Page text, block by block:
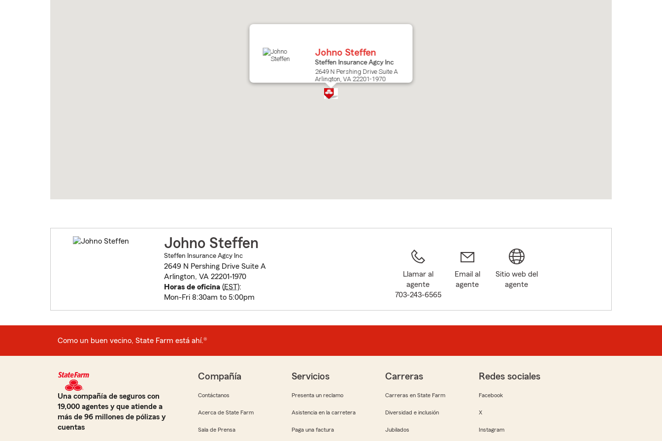
Johno Steffen
Steffen Insurance Agcy Inc
2649 N Pershing Drive Suite A
Arlington, VA 22201-1970
Johno Steffen
Steffen Insurance Agcy Inc
2649 N Pershing Drive Suite A
Arlington, VA 22201-1970
Horas de oficina(EST):
Mon-Fri 8:30am to 5:00pm
Llamar al
agente
703-243-6565
Email al
agente
Sitio web del
agente
Como un buen vecino, State Farm está ahí.®
Una compañía de seguros con
19,000 agentes y que atiende a
más de 96 millones de pólizas y
cuentas
Compañía
Contáctanos
Acerca de State Farm
Sala de Prensa
Servicios
Presenta un reclamo
Asistencia en la carretera
Paga una factura
Carreras
Carreras en State Farm
Diversidad e inclusión
Jubilados
Redes sociales
Facebook
X
Instagram